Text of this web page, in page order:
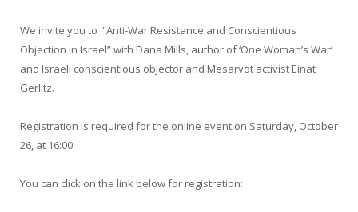
We invite you to “Anti-War Resistance and Conscientious
Objection in Israel” with Dana Mills, author of ‘One Woman’s War’
and Israeli conscientious objector and Mesarvot activist Einat
Gerlitz.
Registration is required for the online event on Saturday, October
26, at 16:00.
You can click on the link below for registration: